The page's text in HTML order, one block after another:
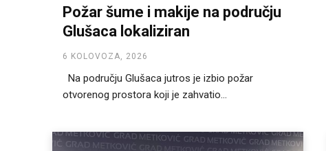
Požar šume i makije na području
Glušaca lokaliziran
6 KOLOVOZA, 2026
Na području Glušaca jutros je izbio požar
otvorenog prostora koji je zahvatio...